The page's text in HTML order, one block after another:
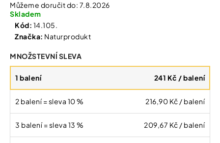
Domácnost
Pro
koho
Vybírejte
Vánoce
hvězdiček.
Můžeme doručit do: 7.8.2026
Skladem
Kód: 14.105.
Značka: Naturprodukt
MNOŽSTEVNÍ SLEVA
1 balení 241 Kč / balení
2 balení = sleva 10 % 216,90 Kč / balení
3 balení = sleva 13 % 209,67 Kč / balení
r
u
č
u
e
m
e
IQ
MAG
KŘEČE
FORTE